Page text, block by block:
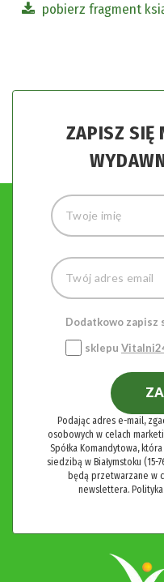
pobierz fragment
ZAPISZ SIĘ
Dodatkowo zapisz
sklepu
Podając adres e-mail,
osobowych w celach
Spółka Komandytowa,
siedzibą w Białymstoku (15-
będą przetwarzane w
newslettera.